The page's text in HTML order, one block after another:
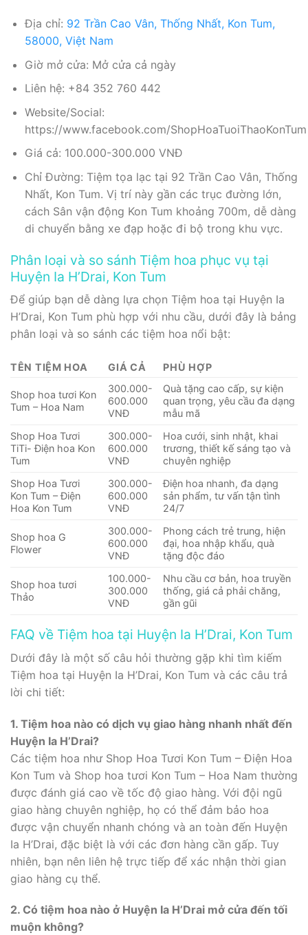
Địa chỉ: 92 Trần Cao Vân, Thống Nhất, Kon Tum,
58000, Việt Nam
Giờ mở cửa: Mở cửa cả ngày
Liên hệ: +84 352 760 442
Website/Social:
https://www.facebook.com/ShopHoaTuoiThaoKonTum
Giá cả: 100.000-300.000 VNĐ
Chỉ Đường: Tiệm tọa lạc tại 92 Trần Cao Vân, Thống
Nhất, Kon Tum. Vị trí này gần các trục đường lớn,
cách Sân vận động Kon Tum khoảng 700m, dễ dàng
di chuyển bằng xe đạp hoặc đi bộ trong khu vực.
Phân loại và so sánh Tiệm hoa phục vụ tại
Huyện Ia H’Drai, Kon Tum
Để giúp bạn dễ dàng lựa chọn Tiệm hoa tại Huyện Ia
H’Drai, Kon Tum phù hợp với nhu cầu, dưới đây là bảng
phân loại và so sánh các tiệm hoa nổi bật:
TÊN TIỆM HOA GIÁ CẢ PHÙ HỢP
Shop hoa tươi Kon
Tum – Hoa Nam
300.000-
600.000
VNĐ
Quà tặng cao cấp, sự kiện
quan trọng, yêu cầu đa dạng
mẫu mã
Shop Hoa Tươi
TiTi- Điện hoa Kon
Tum
300.000-
600.000
VNĐ
Hoa cưới, sinh nhật, khai
trương, thiết kế sáng tạo và
chuyên nghiệp
Shop Hoa Tươi
Kon Tum – Điện
Hoa Kon Tum
300.000-
600.000
VNĐ
Điện hoa nhanh, đa dạng
sản phẩm, tư vấn tận tình
24/7
Shop hoa G
Flower
300.000-
600.000
VNĐ
Phong cách trẻ trung, hiện
đại, hoa nhập khẩu, quà
tặng độc đáo
Shop hoa tươi
Thảo
100.000-
300.000
VNĐ
Nhu cầu cơ bản, hoa truyền
thống, giá cả phải chăng,
gần gũi
FAQ về Tiệm hoa tại Huyện Ia H’Drai, Kon Tum
Dưới đây là một số câu hỏi thường gặp khi tìm kiếm
Tiệm hoa tại Huyện Ia H’Drai, Kon Tum và các câu trả
lời chi tiết:
1. Tiệm hoa nào có dịch vụ giao hàng nhanh nhất đến
Huyện Ia H’Drai?
Các tiệm hoa như Shop Hoa Tươi Kon Tum – Điện Hoa
Kon Tum và Shop hoa tươi Kon Tum – Hoa Nam thường
được đánh giá cao về tốc độ giao hàng. Với đội ngũ
giao hàng chuyên nghiệp, họ có thể đảm bảo hoa
được vận chuyển nhanh chóng và an toàn đến Huyện
Ia H’Drai, đặc biệt là với các đơn hàng cần gấp. Tuy
nhiên, bạn nên liên hệ trực tiếp để xác nhận thời gian
giao hàng cụ thể.
2. Có tiệm hoa nào ở Huyện Ia H’Drai mở cửa đến tối
muộn không?